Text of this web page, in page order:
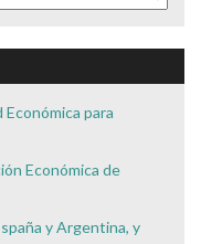
para
Económica de
y Argentina, y